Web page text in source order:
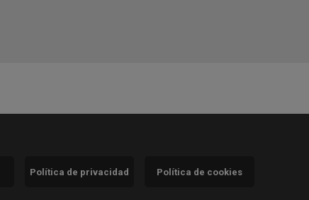
Política de privacidad Política de cookies